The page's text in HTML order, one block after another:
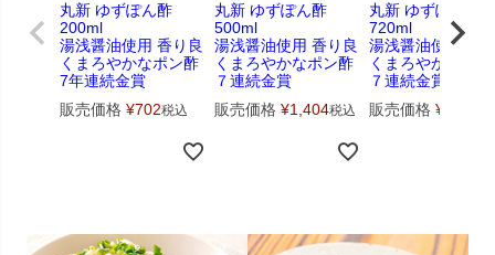
丸新 ゆずぽん酢
200ml
湯浅醤油使用 香り良
くまろやかなポン酢
7年連続金賞
販売価格 ¥702税込
丸新 ゆずぽん酢
500ml
湯浅醤油使用 香り良
くまろやかなポン酢
７連続金賞
販売価格 ¥1,404税込
丸新 ゆずぽん酢
720ml
湯浅醤油使用 香
くまろやかなポ
７連続金賞
販売価格 ¥